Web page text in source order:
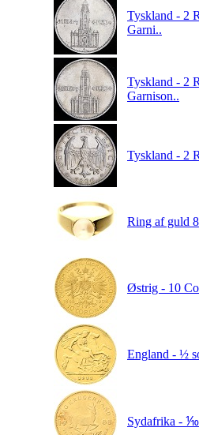
Tyskland - 2
Garni..
Tyskland - 2
Garnison..
Tyskland - 2
Ring af guld
Østrig - 10
England - ½
Sydafrika - ⅒